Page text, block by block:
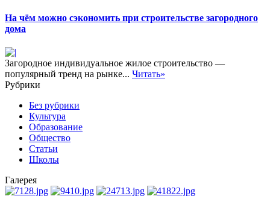
На чём можно сэкономить при строительстве загородного
дома
Загородное индивидуальное жилое строительство —
популярный тренд на рынке... Читать»
Рубрики
Без рубрики
Культура
Образование
Общество
Статьи
Школы
Галерея